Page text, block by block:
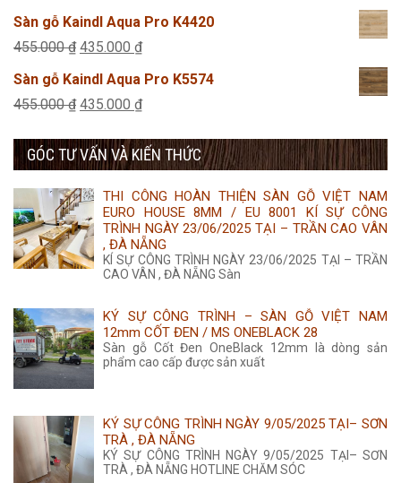
285.000 ₫.
gốc
là:
hiện
tại
350.000 ₫.
Sàn gỗ Kaindl Aqua Pro K4420
455.000₫ Giá
gốc
là:
435.000 ₫Giá
hiện
tại
435.000 ₫.
Sàn gỗ Kaindl Aqua Pro K5574
455.000₫ Giá
là:
435.000 ₫Giá
tại
435.000 ₫.
GÓC TƯ VẤN VÀ KIẾN THỨC
THI CÔNG HOÀN THIỆN SÀN GỖ VIỆT NAM
EURO HOUSE 8MM / EU 8001 KÍ SỰ CÔNG
TRÌNH NGÀY 23/06/2025 TẠI – TRẦN CAO VÂN
, ĐÀ NẴNG
KÍ SỰ CÔNG TRÌNH NGÀY 23/06/2025 TẠI – TRẦN
CAO VÂN , ĐÀ NẴNG Sàn
KÝ SỰ CÔNG TRÌNH – SÀN GỖ VIỆT NAM
12mm CỐT ĐEN / MS ONEBLACK 28
Sàn gỗ Cốt Đen OneBlack 12mm là dòng sản
phẩm cao cấp được sản xuất
KÝ SỰ CÔNG TRÌNH NGÀY 9/05/2025 TẠI– SƠN
TRÀ , ĐÀ NẴNG
KÝ SỰ CÔNG TRÌNH NGÀY 9/05/2025 TẠI– SƠN
TRÀ , ĐÀ NẴNG HOTLINE CHĂM SÓC